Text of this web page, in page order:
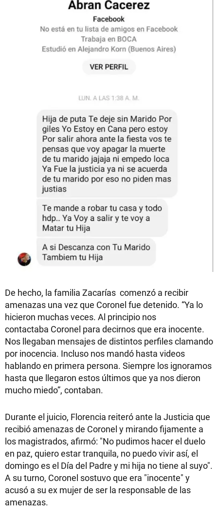
De hecho, la familia Zacarías comenzó a recibir
amenazas una vez que Coronel fue detenido. “Ya lo
hicieron muchas veces. Al principio nos
contactaba Coronel para decirnos que era inocente.
Nos llegaban mensajes de distintos perfiles clamando
por inocencia. Incluso nos mandó hasta videos
hablando en primera persona. Siempre los ignoramos
hasta que llegaron estos últimos que ya nos dieron
mucho miedo”, contaban.
Durante el juicio, Florencia reiteró ante la Justicia que
recibió amenazas de Coronel y mirando fijamente a
los magistrados, afirmó: "No pudimos hacer el duelo
en paz, quiero estar tranquila, no puedo vivir así, el
domingo es el Día del Padre y mi hija no tiene al suyo".
A su turno, Coronel sostuvo que era "inocente" y
acusó a su ex mujer de ser la responsable de las
amenazas.